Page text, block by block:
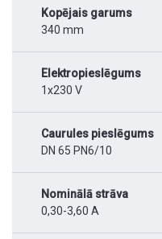
Kopējais garums
340 mm
Elektropieslēgums
1x230 V
Caurules pieslēgums
DN 65 PN6/10
Nominālā strāva
0,30-3,60 A